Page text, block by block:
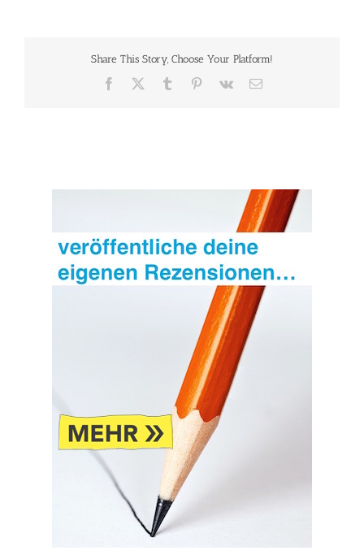
AnderenShare This Story, Choose Your Platform!
Facebook Tumblr Pinterest
Vk
E-